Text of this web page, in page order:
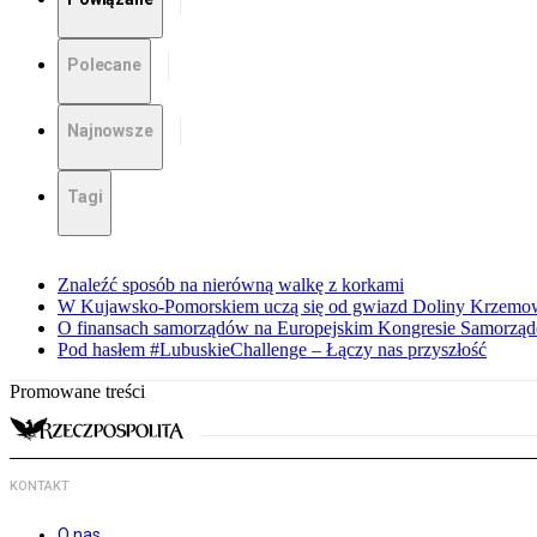
Polecane
Najnowsze
Tagi
Znaleźć sposób na nierówną walkę z korkami
W Kujawsko-Pomorskiem uczą się od gwiazd Doliny
O finansach samorządów na Europejskim Kongresie
Pod hasłem #LubuskieChallenge – Łączy nas przyszłość
Promowane treści
KONTAKT